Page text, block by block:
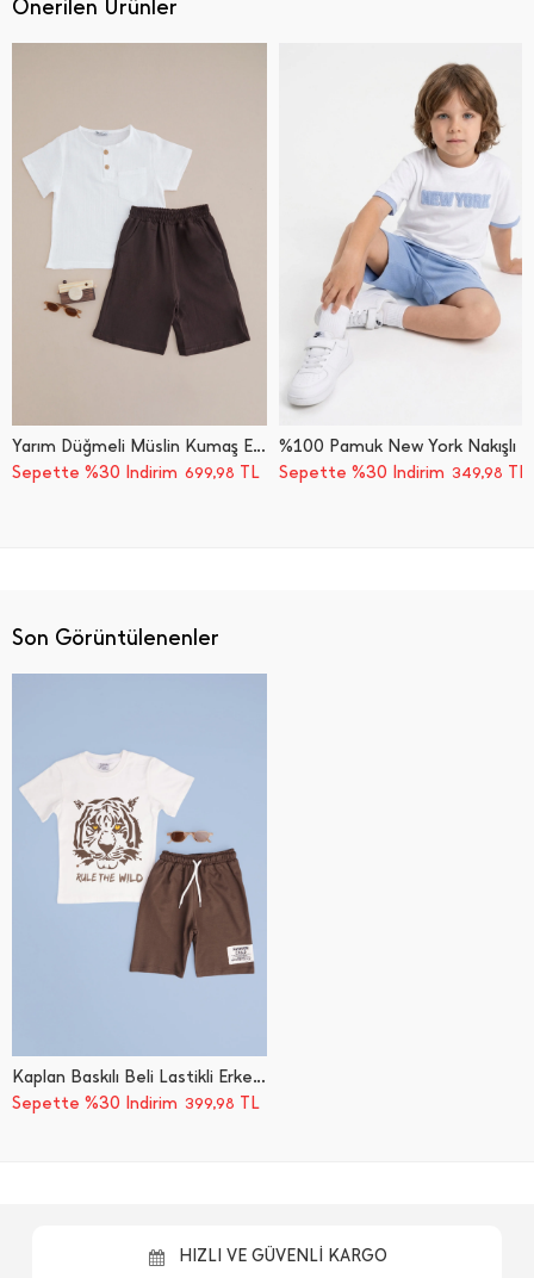
Önerilen Ürünler
Yarım Düğmeli Müslin Kumaş Erkek Çocuk 2 Li Takım
Sepette %30 İndirim 699,98 TL
Sepette %30 İndirim 349,98 TL
Son Görüntülenenler
Kaplan Baskılı Beli Lastikli Erkek Çocuk 2 Li Takım
Sepette %30 İndirim 399,98 TL
HIZLI VE GÜVENLİ KARGO